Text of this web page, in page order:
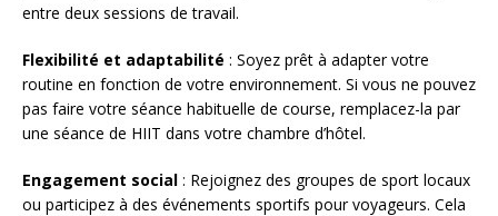
entre deux sessions de travail.
Flexibilité et adaptabilité : Soyez prêt à adapter votre
routine en fonction de votre environnement. Si vous ne pouvez
pas faire votre séance habituelle de course, remplacez-la par
une séance de HIIT dans votre chambre d’hôtel.
Engagement social : Rejoignez des groupes de sport locaux
ou participez à des événements sportifs pour voyageurs. Cela